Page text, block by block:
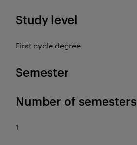
Study level
First cycle degree
Semester
Number of semesters
1